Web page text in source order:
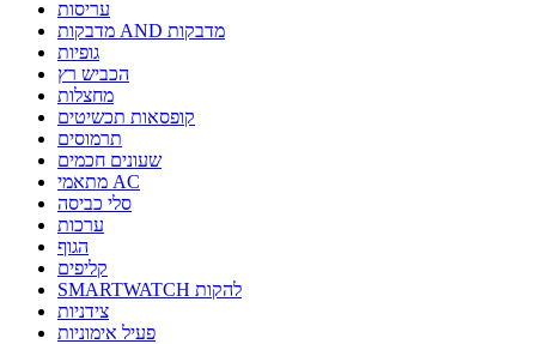
עריסות
מדבקות AND מדבקות
גופיות
הכביש רץ
מחצלות
קופסאות תכשיטים
תרמוסים
שעונים חכמים
מתאמי AC
סלי כביסה
ערכות
הגוף
קליפים
SMARTWATCH להקות
צידניות
פעיל אימוניות